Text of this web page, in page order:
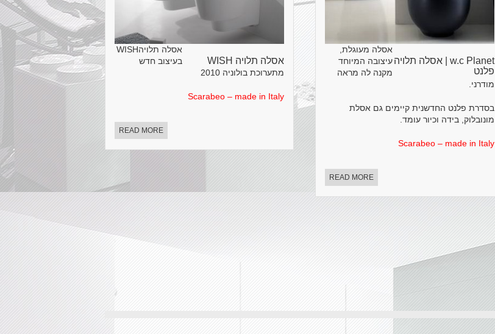
אסלה תלויה WISH
אסלה תלויהWISH
בעיצוב חדש
מתערוכת בולוניה 2010
Scarabeo – made in Italy
READ MORE
w.c Planet | אסלה תלויה
פלנט
אסלה מעוגלת,
עיצובה המיוחד
מקנה לה מראה
מודרני.
בסדרת פלנט החדשנית קיימים גם אסלת
מונובלוק, בידה וכיור עומד.
Scarabeo – made in Italy
READ MORE